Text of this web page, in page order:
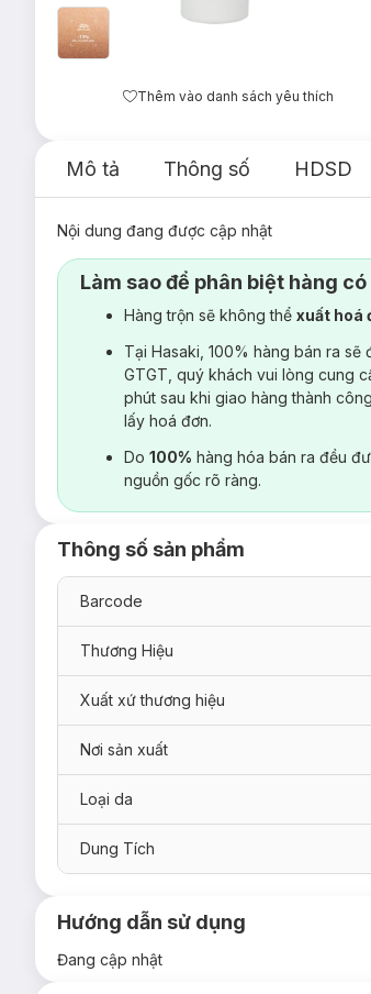
Thêm vào danh sách yêu thích
Mô tả Thông số HDSD
Nội dung đang được cập nhật
Làm sao để phân biệt hàng
Hàng trộn sẽ không thể xuất hoá
Tại Hasaki, 100% hàng bán ra sẽ
GTGT, quý khách vui lòng cung
phút sau khi giao hàng thành
lấy hoá đơn.
Do 100% hàng hóa bán ra đều
nguồn gốc rõ ràng.
Thông số sản phẩm
Barcode
Thương Hiệu
Xuất xứ thương hiệu
Nơi sản xuất
Loại da
Dung Tích
Hướng dẫn sử dụng
Đang cập nhật